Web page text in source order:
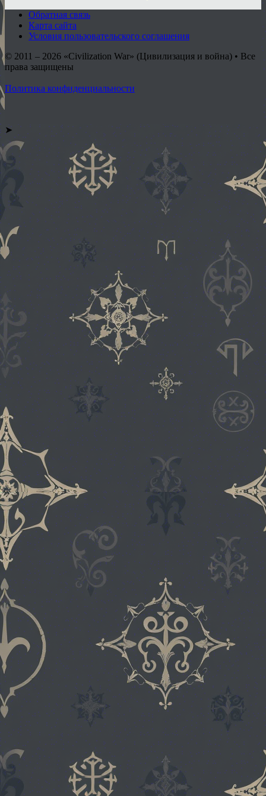
Обратная связь
Карта сайта
Условия пользовательского соглашения
© 2011 – 2026 «Civilization War» (Цивилизация и война) • Все
права защищены
Политика конфиденциальности
➤